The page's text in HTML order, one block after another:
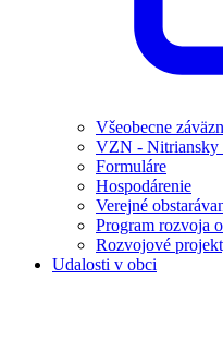
Všeobecne
VZN - Nitriansky
Formuláre
Hospodárenie
Verejné
Program rozvoja
Rozvojové
Udalosti v obci